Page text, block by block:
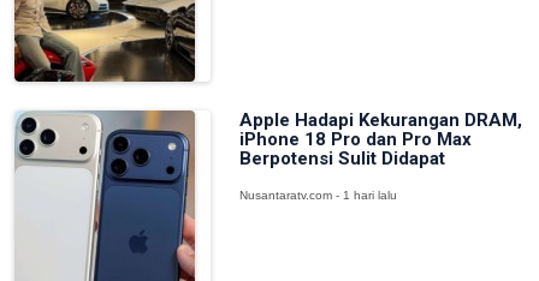
Apple Hadapi Kekurangan DRAM,
iPhone 18 Pro dan Pro Max
Berpotensi Sulit Didapat
Nusantaratv.com - 1 hari lalu